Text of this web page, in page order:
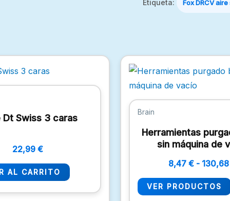
Etiqueta: Fox DRCV
Dt Swiss 3 caras
22,99 €
AL CARRITO
Brain
Herramientas
sin máquina de
8,47 € - 130,68
VER PRODUCTOS